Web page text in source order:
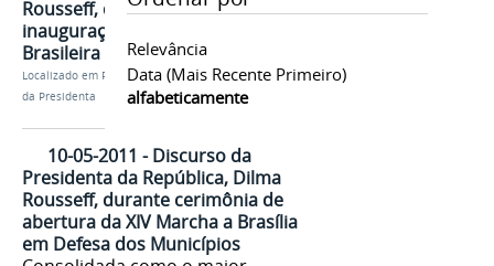
Relevância
Data (mais Recente Primeiro)
alfabeticamente
Rousseff, durante a cerimônia de
inauguração da Casa da Mulher
Brasileira - Brasília/DF
Localizado em Presidência /… /Discursos /Discursos
da Presidenta
10-05-2011 - Discurso da
Presidenta da República, Dilma
Rousseff, durante cerimônia de
abertura da XIV Marcha a Brasília
em Defesa dos Municípios